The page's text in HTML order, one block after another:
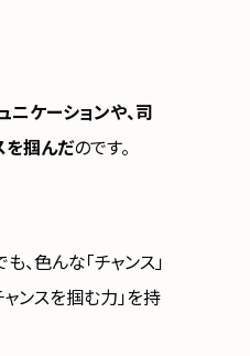
ニケーションや、司
を掴んだのです。
、色んな「チャンス」
ャンスを掴む力」を持